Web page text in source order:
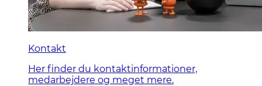
Kontakt
Her finder du kontaktinformationer,
medarbejdere og meget mere.